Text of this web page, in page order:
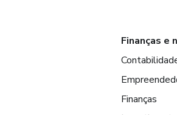
Finanças e
Finanças